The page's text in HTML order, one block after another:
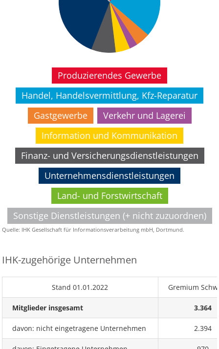
Produzierendes Gewerbe
Handel, Handelsvermittlung, Kfz-Reparatur
Gastgewerbe
Verkehr und Lagerei
Information und Kommunikation
Finanz- und Versicherungsdienstleistungen
Unternehmensdienstleistungen
Land- und Forstwirtschaft
Sonstige Dienstleistungen (+ nicht zuzuordnen)
Quelle: IHK Gesellschaft für Informationsverarbeitung mbH, Dortmund.
IHK-zugehörige Unternehmen
Stand 01.01.2022 Gremium
Mitglieder insgesamt 3.364
davon: nicht eingetragene Unternehmen 2.394